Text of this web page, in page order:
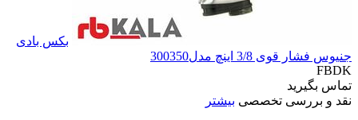
بکس بادی
جنیوس فشار قوی 3/8 اینچ مدل300350
FBDK
تماس بگیرید
نقد و بررسی تخصصی بیشتر